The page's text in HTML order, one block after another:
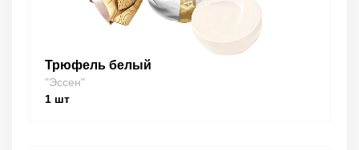
Трюфель белый
"Эссен"
1 шт